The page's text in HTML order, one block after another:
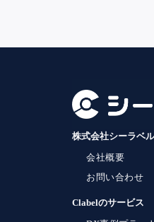
株式会社シーラベ
会社概要
お問い合わせ
Clabelのサービス